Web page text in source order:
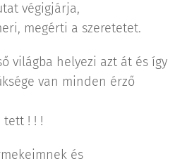
végigjárja,
megérti a szeretetet.
világba helyezi azt át és így
van minden érző
tett ! ! !
és